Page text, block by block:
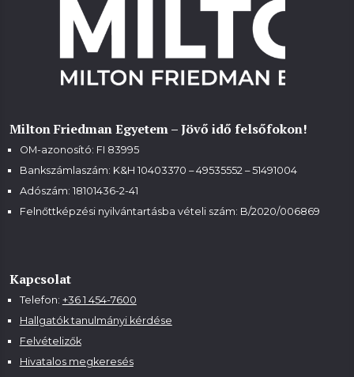
Milton Friedman Egyetem – Jövő idő felsőfokon!
OM-azonosító: FI 83995
Bankszámlaszám: K&H 10403370 – 49535552 – 51491004
Adószám: 18101436-2-41
Felnőttképzési nyilvántartásba vételi szám: B/2020/006869
Kapcsolat
Telefon: +36 1 454-7600
Hallgatók tanulmányi kérdése
Felvételizők
Hivatalos megkeresés